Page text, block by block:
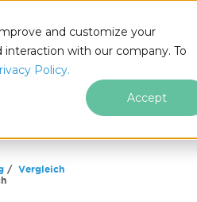
and customize your
with our company. To
Policy.
Accept
Vergleich